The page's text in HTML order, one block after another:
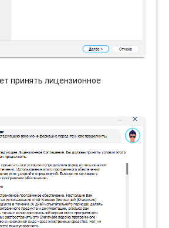
принять лицензионное